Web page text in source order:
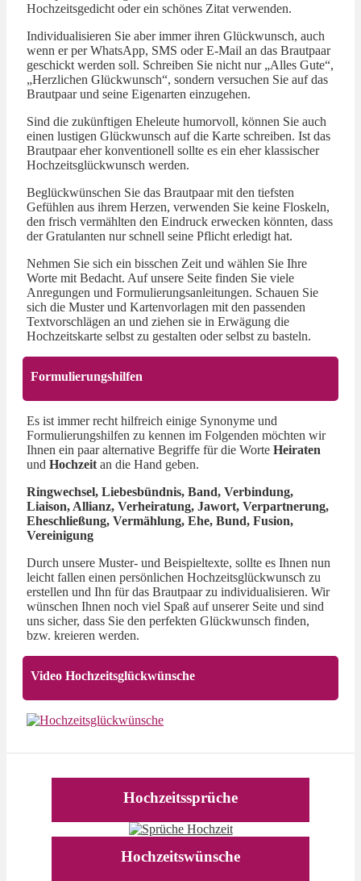
Hochzeitsgedicht oder ein schönes Zitat verwenden.
Individualisieren Sie aber immer ihren Glückwunsch, auch
wenn er per WhatsApp, SMS oder E-Mail an das Brautpaar
geschickt werden soll. Schreiben Sie nicht nur „Alles Gute“,
„Herzlichen Glückwunsch“, sondern versuchen Sie auf das
Brautpaar und seine Eigenarten einzugehen.
Sind die zukünftigen Eheleute humorvoll, können Sie auch
einen lustigen Glückwunsch auf die Karte schreiben. Ist das
Brautpaar eher konventionell sollte es ein eher klassischer
Hochzeitsglückwunsch werden.
Beglückwünschen Sie das Brautpaar mit den tiefsten
Gefühlen aus ihrem Herzen, verwenden Sie keine Floskeln,
den frisch vermählten den Eindruck erwecken könnten, dass
der Gratulanten nur schnell seine Pflicht erledigt hat.
Nehmen Sie sich ein bisschen Zeit und wählen Sie Ihre
Worte mit Bedacht. Auf unsere Seite finden Sie viele
Anregungen und Formulierungsanleitungen. Schauen Sie
sich die Muster und Kartenvorlagen mit den passenden
Textvorschlägen an und ziehen sie in Erwägung die
Hochzeitskarte selbst zu gestalten oder selbst zu basteln.
Formulierungshilfen
Es ist immer recht hilfreich einige Synonyme und
Formulierungshilfen zu kennen im Folgenden möchten wir
Ihnen ein paar alternative Begriffe für die Worte Heiraten
und Hochzeit an die Hand geben.
Ringwechsel, Liebesbündnis, Band, Verbindung,
Liaison, Allianz, Verheiratung, Jawort, Verpartnerung,
Eheschließung, Vermählung, Ehe, Bund, Fusion,
Vereinigung
Durch unsere Muster- und Beispieltexte, sollte es Ihnen nun
leicht fallen einen persönlichen Hochzeitsglückwunsch zu
erstellen und Ihn für das Brautpaar zu individualisieren. Wir
wünschen Ihnen noch viel Spaß auf unserer Seite und sind
uns sicher, dass Sie den perfekten Glückwunsch finden,
bzw. kreieren werden.
Video Hochzeitsglückwünsche
Hochzeitssprüche
Hochzeitswünsche